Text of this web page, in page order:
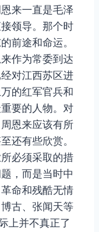
来一直是毛泽
领导。那个时
前途和命运。
作为常委到达
对江西苏区进
的红军官兵和
要的人物。对
恩来应该有所
还有些欣赏。
必须采取的措
，而是当时中
命和残酷无情
古、张闻天等
上并不真正了